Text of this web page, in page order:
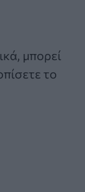
μπορεί
το